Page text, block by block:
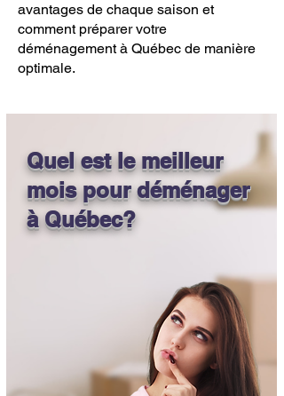
avantages de chaque saison et
comment préparer votre
déménagement à Québec de manière
optimale.
Quel est le meilleur
mois pour déménager
à Québec?